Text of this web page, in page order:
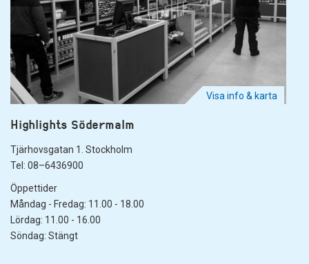
Visa info & karta
Highlights Södermalm
Tjärhovsgatan 1. Stockholm
Tel: 08–6436900
Öppettider
Måndag - Fredag: 11.00 - 18.00
Lördag: 11.00 - 16.00
Söndag: Stängt